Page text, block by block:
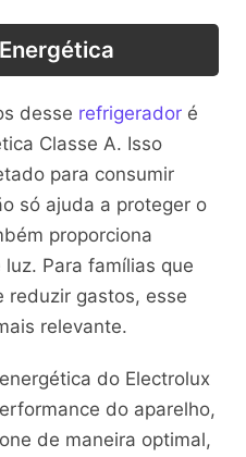
desse refrigeradoré
Classe A. Isso
para consumir
só ajuda a proteger o
proporciona
Para famílias que
reduzir gastos, esse
relevante.
do Electrolux
do aparelho,
de maneira optimal,